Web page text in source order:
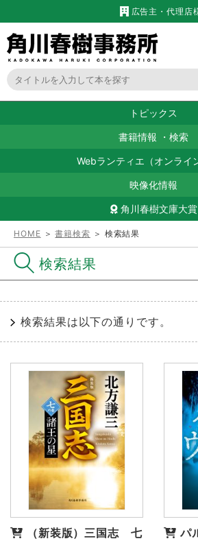
広告主・代理店
トピックス
書籍情報 ・ 検索
Webランティエ（オンライ
映像化情報
角川春樹文庫大賞
HOME ＞書籍検索 ＞ 検索結果
検索結果
検索結果は以下の通りです。
（新装版）三国志 七
パ